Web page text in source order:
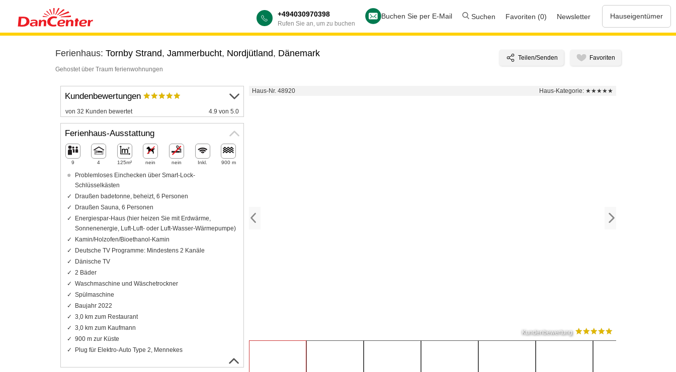
+494030970398
Rufen Sie an, um zu buchen
Buchen Sie per E-Mail Suchen Favoriten (0) Newsletter Hauseigentümer
Ferienhaus: Tornby Strand, Jammerbucht, Nordjütland, Dänemark
Gehostet über Traum ferienwohnungen
Haus-Nr. 48920 Haus-Kategorie: ★★★★★
Kundenbewertung
Kundenbewertungen
von 32 Kunden bewertet 4.9 von 5.0
Ferienhaus-Ausstattung
9 4 125m² nein nein Inkl. 900 m
Problemloses Einchecken über Smart-Lock-
Schlüsselkästen
Draußen badetonne, beheizt, 6 Personen
Draußen Sauna, 6 Personen
Energiespar-Haus (hier heizen Sie mit Erdwärme,
Sonnenenergie, Luft-Luft- oder Luft-Wasser-Wärmepumpe)
Kamin/Holzofen/Bioethanol-Kamin
Deutsche TV Programme: Mindestens 2 Kanäle
Dänische TV
2 Bäder
Waschmaschine und Wäschetrockner
Spülmaschine
Baujahr 2022
3,0 km zum Restaurant
3,0 km zum Kaufmann
900 m zur Küste
Plug für Elektro-Auto Type 2, Mennekes